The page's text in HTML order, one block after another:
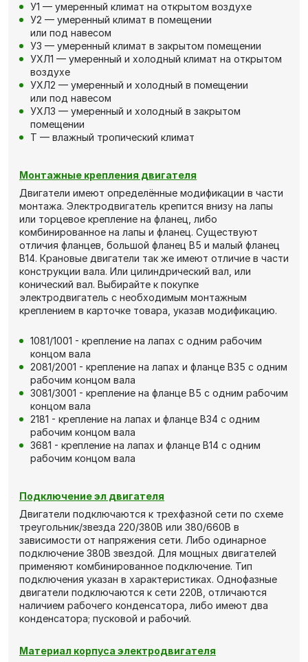
У1 — умеренный климат на открытом воздухе
У2 — умеренный климат в помещении
или под навесом
У3 — умеренный климат в закрытом помещении
УХЛ1 — умеренный и холодный климат на открытом
воздухе
УХЛ2 — умеренный и холодный в помещении
или под навесом
УХЛ3 — умеренный и холодный в закрытом
помещении
Т — влажный тропический климат
Монтажные крепления двигателя
Двигатели имеют определённые модификации в части
монтажа. Электродвигатель крепится внизу на лапы
или торцевое крепление на фланец, либо
комбинированное на лапы и фланец. Существуют
отличия фланцев, большой фланец В5 и малый фланец
В14. Крановые двигатели так же имеют отличие в части
конструкции вала. Или цилиндрический вал, или
конический вал. Выбирайте к покупке
электродвигатель с необходимым монтажным
креплением в карточке товара, указав модификацию.
1081/1001 - крепление на лапах с одним рабочим
концом вала
2081/2001 - крепление на лапах и фланце В35 с одним
рабочим концом вала
3081/3001 - крепление на фланце В5 с одним рабочим
концом вала
2181 - крепление на лапах и фланце В34 с одним
рабочим концом вала
3681 - крепление на лапах и фланце В14 с одним
рабочим концом вала
Подключение эл двигателя
Двигатели подключаются к трехфазной сети по схеме
треугольник/звезда 220/380В или 380/660В в
зависимости от напряжения сети. Либо одинарное
подключение 380В звездой. Для мощных двигателей
применяют комбинированное подключение. Тип
подключения указан в характеристиках. Однофазные
двигатели подключаются к сети 220В, отличаются
наличием рабочего конденсатора, либо имеют два
конденсатора; пусковой и рабочий.
Материал корпуса электродвигателя